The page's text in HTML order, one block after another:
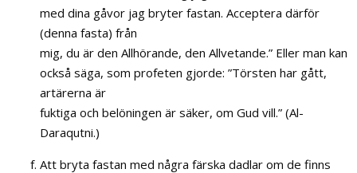
med dina gåvor jag bryter fastan. Acceptera därför
(denna fasta) från
mig, du är den Allhörande, den Allvetande.” Eller man kan
också säga, som profeten gjorde: ”Törsten har gått,
artärerna är
fuktiga och belöningen är säker, om Gud vill.” (Al-
Daraqutni.)
Att bryta fastan med några färska dadlar om de finns